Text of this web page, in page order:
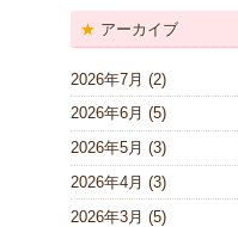
アーカイブ
2026年7月 (2)
2026年6月 (5)
2026年5月 (3)
2026年4月 (3)
2026年3月 (5)